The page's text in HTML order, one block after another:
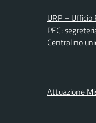
URP – Ufficio
PEC:
Centralino
Attuazione